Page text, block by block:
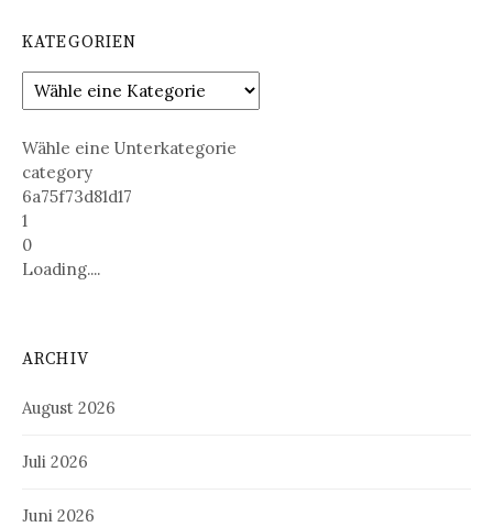
KATEGORIEN
Wähle eine Unterkategorie
category
6a75f73d81d17
1
0
Loading....
ARCHIV
August 2026
Juli 2026
Juni 2026